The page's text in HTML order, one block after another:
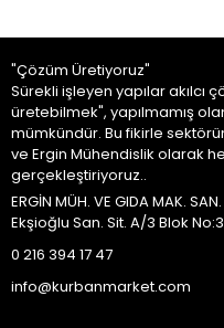
"Çözüm Üretiyoruz"
Sürekli işleyen yapılar akılcı
üretebilmek", yapılmamış
mümkündür. Bu fikirle
ve Ergin Mühendislik olarak
gerçekleştiriyoruz..
ERGİN MÜH. VE GIDA MAK.
Ekşioğlu San. Sit. A/3 Blok
0 216 394 17 47
info@kurbanmarket.com